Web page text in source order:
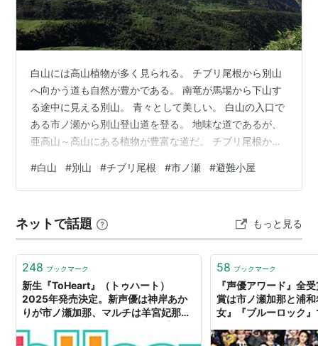
白山には高山植物が多く見られる。 チブリ尾根から別山
へ向かう道も自然が豊かである。 南竜が馬場から下山す
る途中に見える別山。 青々として美しい。 白山の入口で
ある市ノ瀬から別山登山道を登る。 地味な道であるが、
亜高山～高山にある植物が豊富な道だ。 チブリ尾根から
行っている。 ササユリを守るための下草刈りや登山道整
備をされている。 比較的静かな自然散策なら市ノ瀬から
できる。 にほんブログ村
#白山 #別山 #チブリ尾根 #市ノ瀬 #避難小屋
ネットで話題 もっと見る
248 ブックマーク
新生『ToHeart』（トゥハート）
2025年発売決定。新声優は神岸あか
りが市ノ瀬加那、マルチは羊宮妃那。
イク】 | ゲーム・エンタメ最新情報の
58 ブックマーク
『声優アワード』全
賞は市ノ瀬加那と浦
女』『ブルーロック